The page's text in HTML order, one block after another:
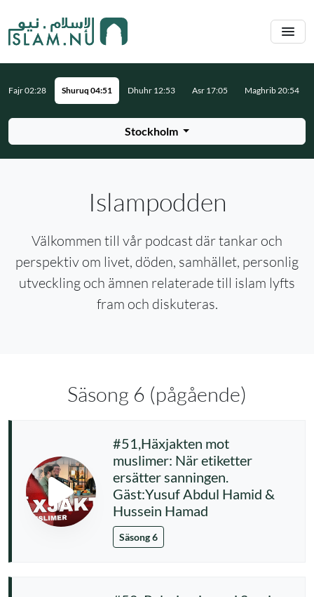
Stockholm
Fajr 02:28 Shuruq 04:51 Dhuhr 12:53 Asr 17:05 Maghrib 20:54
Islampodden
Välkommen till vår podcast där tankar och
perspektiv om livet, döden, samhället, personlig
utveckling och ämnen relaterade till islam lyfts
fram och diskuteras.
Säsong 6 (pågående)
#51,Häxjakten mot
muslimer: När etiketter
ersätter sanningen.
Gäst:Yusuf Abdul Hamid &
Hussein Hamad
Säsong 6